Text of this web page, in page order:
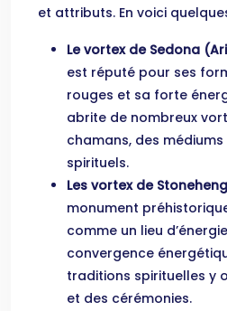
et attributs. En voici
Le vortex de Sedona
est réputé pour ses
rouges et sa forte
abrite de nombreux
chamans, des
spirituels.
Les vortex de
monument
comme un lieu
convergence
traditions spirituelles y
et des cérémonies.